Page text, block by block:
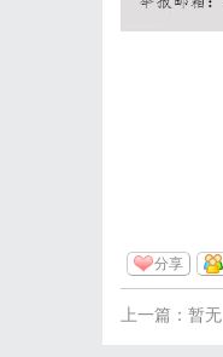
分享
上一篇：暂无